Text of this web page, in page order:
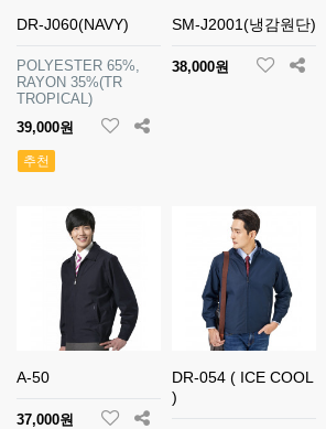
DR-J060(NAVY)
POLYESTER 65%,
RAYON 35%(TR
TROPICAL)
39,000원
추천
SM-J2001(냉감원단)
38,000원
A-50
37,000원
DR-054 ( ICE COOL
)